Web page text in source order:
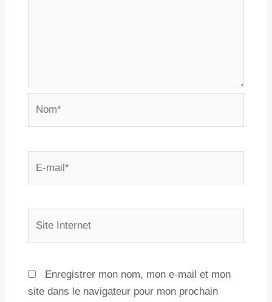
Enregistrer mon nom, mon e-mail et mon
site dans le navigateur pour mon prochain